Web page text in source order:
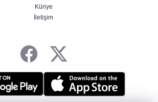
Künye
İletişim